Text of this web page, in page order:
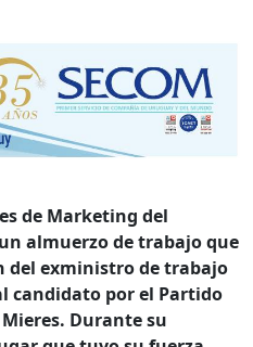
de Marketing del
almuerzo de trabajo que
del exministro de trabajo
candidato por el Partido
Durante su